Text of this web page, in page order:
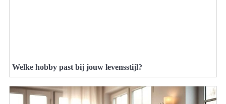
Welke hobby past bij jouw levensstijl?